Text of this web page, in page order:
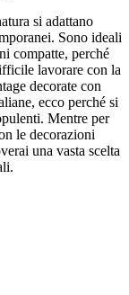
si adattano
Sono ideali
compatte, perché
lavorare con la
decorate con
ecco perché si
Mentre per
le decorazioni
una vasta scelta